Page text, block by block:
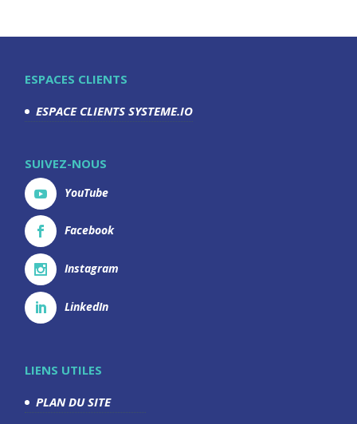
ESPACES CLIENTS
ESPACE CLIENTS SYSTEME.IO
SUIVEZ-NOUS
YouTube
Facebook
Instagram
LinkedIn
LIENS UTILES
PLAN DU SITE